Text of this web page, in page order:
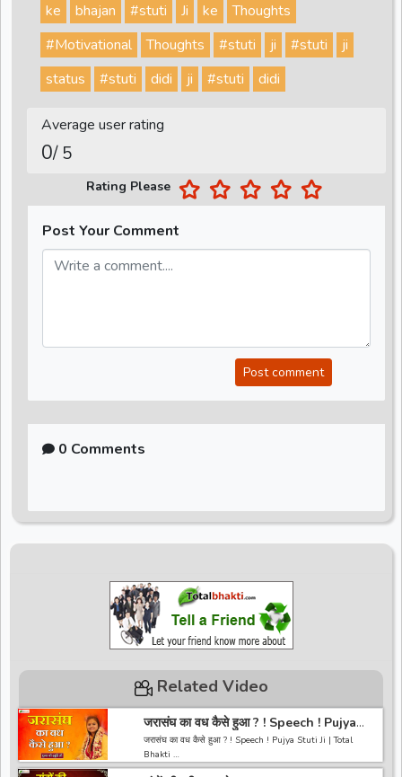
ke
bhajan #stuti Ji ke
Thoughts
#Motivational
Thoughts #stuti ji #stuti
ji
status
#stuti didi ji #stuti didi
Average user rating
0/ 5
Rating Please
Post Your Comment
Post comment
0 Comments
Related Video
जरासंघ का वध कैसे हुआ ? ! Speech ! Pujya
Stuti Ji | Total Bhakti
जरासंघ का वध कैसे हुआ ? ! Speech ! Pujya Stuti Ji | Total
Bhakti